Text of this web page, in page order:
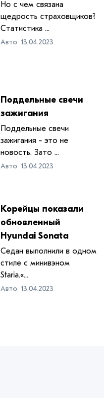
Но с чем связана
щедрость страховщиков?
Статистика ...
Авто 13.04.2023
​Поддельные свечи
зажигания
Поддельные свечи
зажигания - это не
новость. Зато ...
Авто 13.04.2023
​Корейцы показали
обновленный
Hyundai Sonata
Седан выполнили в одном
стиле с минивэном
Staria.«...
Авто 13.04.2023